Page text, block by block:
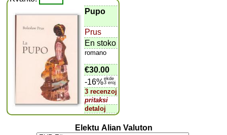
Pupo
Prus
En stoko
romano
€30.00
-16%ekde
3 eroj
3 recenzoj
pritaksi
detaloj
Elektu Alian Valuton